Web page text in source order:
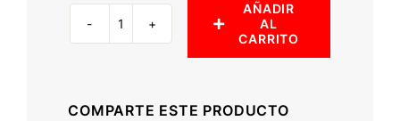
Porta
AÑADIR
AL
CARRITO
COMPARTE ESTE PRODUCTO